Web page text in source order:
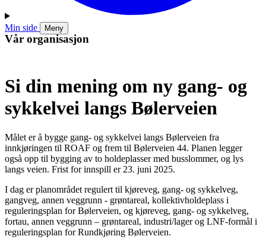
Min side Meny
Vår organisasjon
Si din mening om ny gang- og
sykkelvei langs Bølerveien
Målet er å bygge gang- og sykkelvei langs Bølerveien fra
innkjøringen til ROAF og frem til Bølerveien 44. Planen legger
også opp til bygging av to holdeplasser med busslommer, og lys
langs veien. Frist for innspill er 23. juni 2025.
I dag er planområdet regulert til kjøreveg, gang- og sykkelveg,
gangveg, annen veggrunn - grøntareal, kollektivholdeplass i
reguleringsplan for Bølerveien, og kjøreveg, gang- og sykkelveg,
fortau, annen veggrunn – grøntareal, industri/lager og LNF-formål i
reguleringsplan for Rundkjøring Bølerveien.